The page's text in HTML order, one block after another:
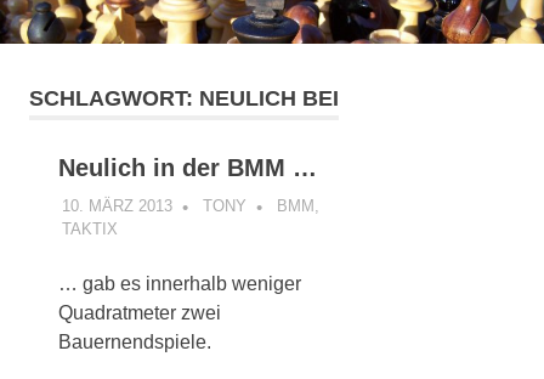
Inhalt
springen
SCHLAGWORT: NEULICH BEI
Neulich in der BMM …
10. MÄRZ 2013 TONY BMM
TAKTIX
… gab es innerhalb weniger
Quadratmeter zwei
Bauernendspiele.